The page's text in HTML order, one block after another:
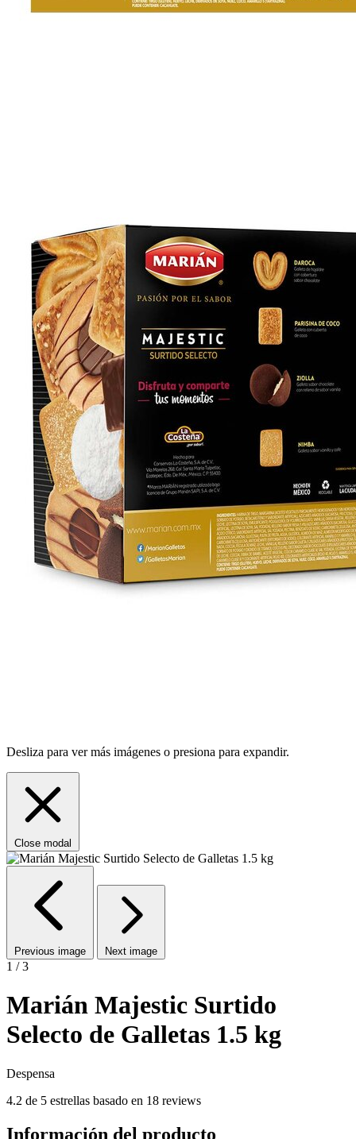
Desliza para ver más imágenes o presiona para expandir.
Close modal
Previous image Next image
1 / 3
Marián Majestic Surtido
Selecto de Galletas 1.5 kg
Despensa
4.2 de 5 estrellas basado en 18 reviews
Información del producto